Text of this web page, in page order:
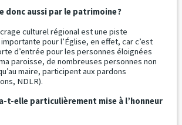
donc aussi par le patrimoine ?
culturel régional est une piste
pour l’Église, en effet, car c’est
d’entrée pour les personnes éloignées
paroisse, de nombreuses personnes non
maire, participent aux pardons
NDLR).
t-elle particulièrement mise à l’honneur